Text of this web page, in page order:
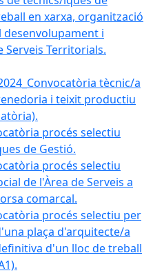
en xarxa, organització
desenvolupament i
Serveis Territorials.
tècnic/a
i teixit productiu
procés selectiu
de Gestió.
procés selectiu
de l'Àrea de Serveis a
comarcal.
procés selectiu per
plaça d'arquitecte/a
d'un lloc de treball